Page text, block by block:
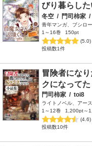
びり暮らし
冬空 / 門司柿家 /
青年マンガ、ブシロ
1～16巻
150pt
(5.0)
投稿数1件
冒険者にな
クになってた
門司柿家 / toi8
ライトノベル、アー
1～12巻
1,200pt～
(4.6)
投稿数10件